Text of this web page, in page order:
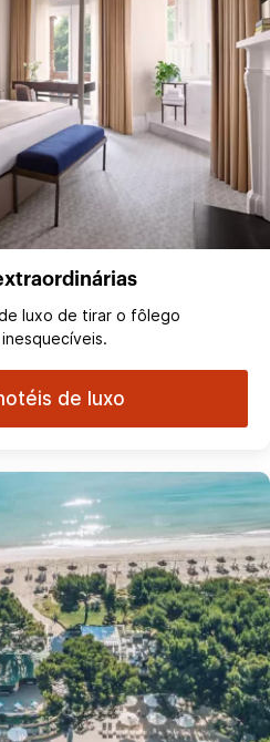
luxo de tirar o fôlego
de luxo